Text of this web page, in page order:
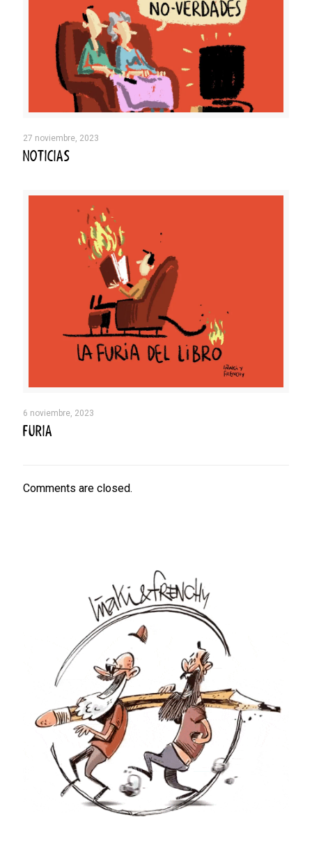
27 noviembre, 2023
NOTICIAS
6 noviembre, 2023
FURIA
Comments are closed.